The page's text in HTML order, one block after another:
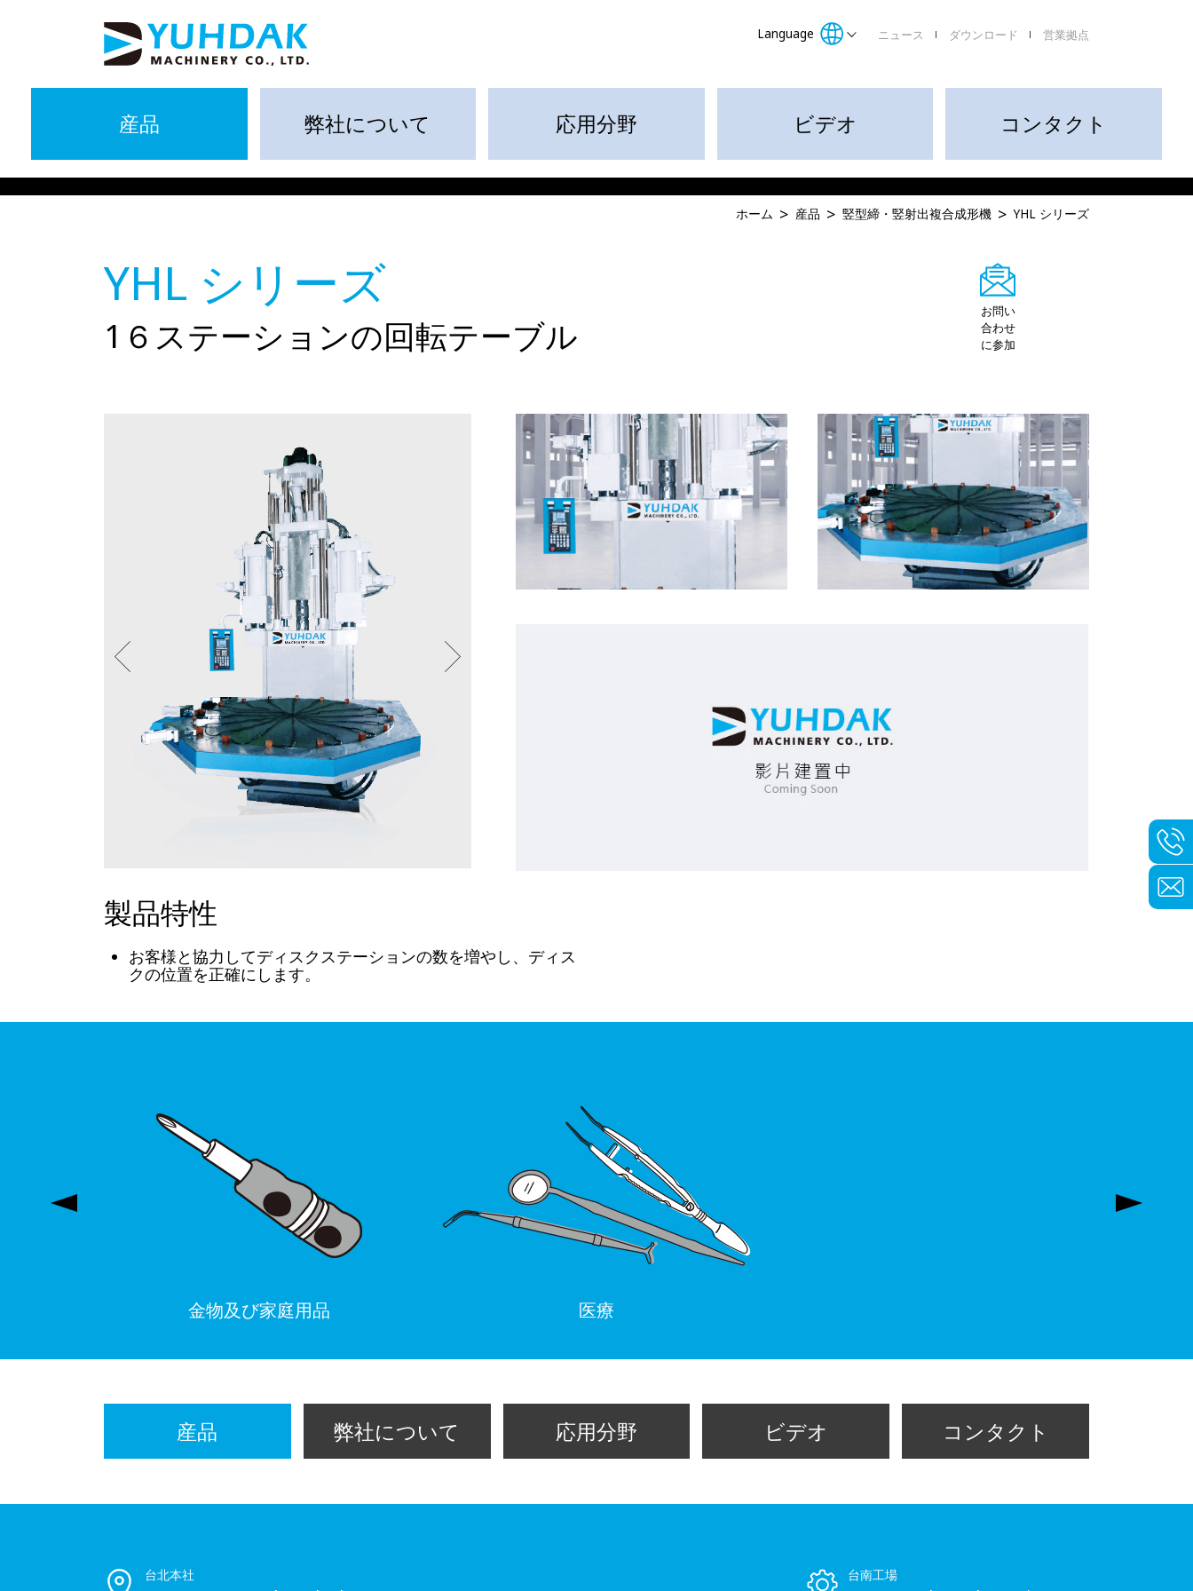
Language ニュース ダウンロード 営業拠点
産品 弊社について 応用分野 ビデオ コンタクト
ホーム 産品 竪型締・竪射出複合成形機 YHL シリーズ
YHL シリーズ
1６ステーションの回転テーブル
お問い
合わせ
に参加
製品特性
お客様と協力してディスクステーションの数を増やし、ディス
クの位置を正確にします。
金物及び家庭用品 医療
産品 弊社について 応用分野 ビデオ コンタクト
台北本社 台南工場